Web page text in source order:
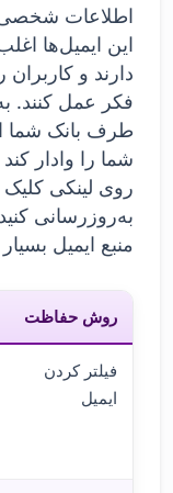
اطلاعات شخصی
این ایمیل‌ها
دارند و
فکر عمل کنند.
طرف بانک
شما را وادار
روی لینکی
به‌روزرسانی
منبع ایمیل
روش حفاظت
فیلتر کردن
ایمیل